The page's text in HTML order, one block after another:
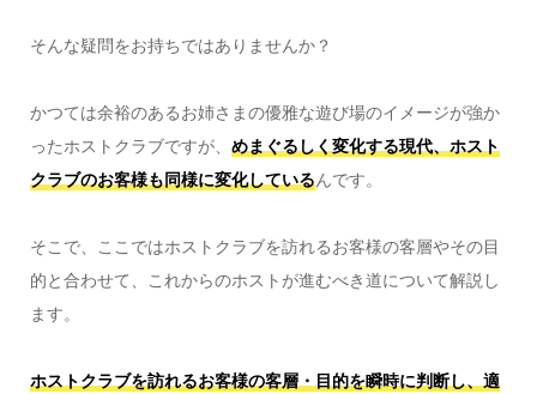
そんな疑問をお持ちではありませんか？
かつては余裕のあるお姉さまの優雅な遊び場のイメージが強か
ったホストクラブですが、 めまぐるしく変化する現代、ホスト
クラブのお客様も同様に変化しているんです。
そこで、ここではホストクラブを訪れるお客様の客層やその目
的と合わせて、これからのホストが進むべき道について解説し
ます。
ホストクラブを訪れるお客様の客層・目的を瞬時に判断し、適